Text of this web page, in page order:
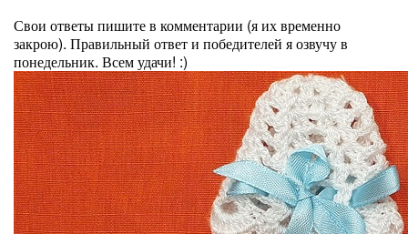
Свои ответы пишите в комментарии (я их временно
закрою). Правильный ответ и победителей я озвучу в
понедельник. Всем удачи! :)